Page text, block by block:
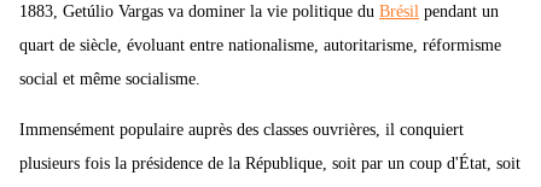
1883, Getúlio Vargas va dominer la vie politique du Brésil pendant un
quart de siècle, évoluant entre nationalisme, autoritarisme, réformisme
social et même socialisme.
Immensément populaire auprès des classes ouvrières, il conquiert
plusieurs fois la présidence de la République, soit par un coup d'État, soit